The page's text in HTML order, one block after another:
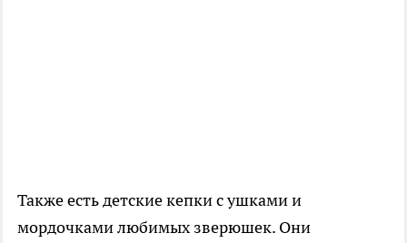
Также есть детские кепки с ушками и
мордочками любимых зверюшек. Они